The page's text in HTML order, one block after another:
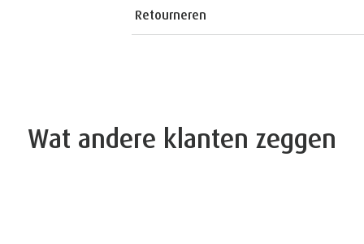
Retourneren
Wat andere klanten zeggen